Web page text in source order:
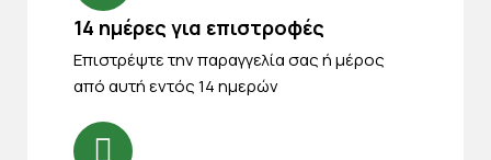
14 ημέρες για επιστροφές
Eπιστρέψτε την παραγγελία σας ή μέρος
από αυτή εντός 14 ημερών